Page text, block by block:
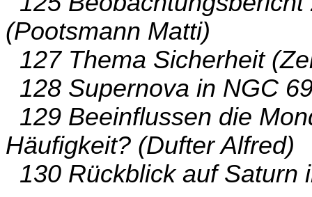
(Pootsmann Matti)
127 Thema Sicherheit
128 Supernova in NGC
129 Beeinflussen die
Häufigkeit? (Dufter Alfred)
130 Rückblick auf Saturn